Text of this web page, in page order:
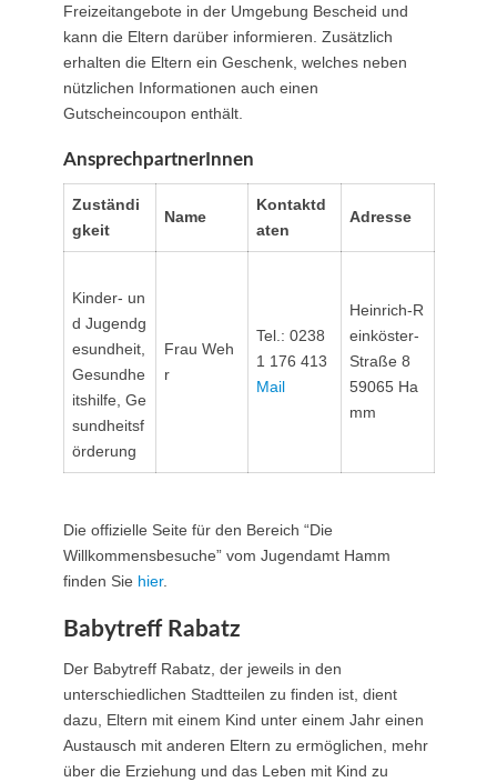
Freizeitangebote in der Umgebung Bescheid und
kann die Eltern darüber informieren. Zusätzlich
erhalten die Eltern ein Geschenk, welches neben
nützlichen Informationen auch einen
Gutscheincoupon enthält.
AnsprechpartnerInnen
Zuständi
gkeit
Name
Kontaktd
aten
Adresse
Kinder- un
d Jugendg
esundheit,
Gesundhe
itshilfe, Ge
sundheitsf
örderung
Frau Weh
r
Tel.: 0238
1 176 413
Mail
Heinrich-R
einköster-
Straße 8
59065 Ha
mm
Die offizielle Seite für den Bereich “Die
Willkommensbesuche” vom Jugendamt Hamm
finden Sie hier.
Babytreff Rabatz
Der Babytreff Rabatz, der jeweils in den
unterschiedlichen Stadtteilen zu finden ist, dient
dazu, Eltern mit einem Kind unter einem Jahr einen
Austausch mit anderen Eltern zu ermöglichen, mehr
über die Erziehung und das Leben mit Kind zu